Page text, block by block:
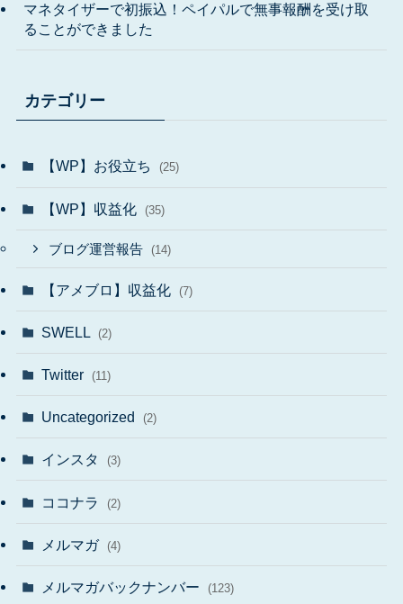
マネタイザーで初振込！ペイパルで無事報酬を受け取
ることができました
カテゴリー
【WP】お役立ち (25)
【WP】収益化 (35)
ブログ運営報告 (14)
【アメブロ】収益化 (7)
SWELL (2)
Twitter (11)
Uncategorized (2)
インスタ (3)
ココナラ (2)
メルマガ (4)
メルマガバックナンバー (123)